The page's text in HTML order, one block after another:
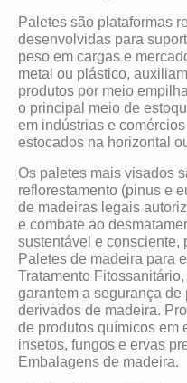
Paletes são plataformas
desenvolvidas para
peso em cargas e
metal ou plástico,
produtos por meio
o principal meio de
em indústrias e
estocados na horizontal
Os paletes mais visados
reflorestamento (pinus e
de madeiras legais
e combate ao
sustentável e consciente,
Paletes de madeira para
Tratamento
garantem a segurança de
derivados de madeira.
de produtos químicos em
insetos, fungos e ervas
Embalagens de madeira.